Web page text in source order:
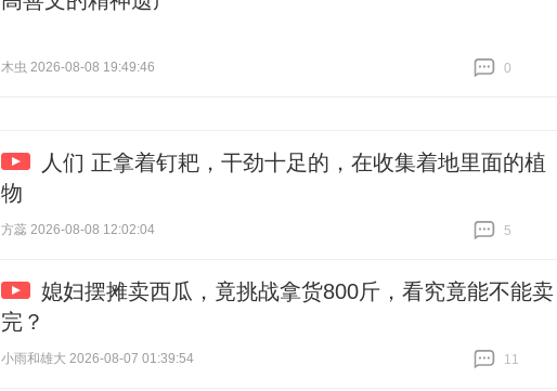
木虫 2026-08-08 19:49:46
0
人们 正拿着钉耙，干劲十足的，在收集着地里面的植
物
方蕊 2026-08-08 12:02:04
5
媳妇摆摊卖西瓜，竟挑战拿货800斤，看究竟能不能卖
完？
小雨和雄大 2026-08-07 01:39:54
11